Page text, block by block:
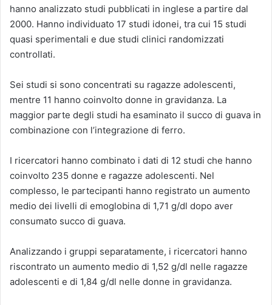
hanno analizzato studi pubblicati in inglese a partire dal
2000. Hanno individuato 17 studi idonei, tra cui 15 studi
quasi sperimentali e due studi clinici randomizzati
controllati.
Sei studi si sono concentrati su ragazze adolescenti,
mentre 11 hanno coinvolto donne in gravidanza. La
maggior parte degli studi ha esaminato il succo di guava in
combinazione con l’integrazione di ferro.
I ricercatori hanno combinato i dati di 12 studi che hanno
coinvolto 235 donne e ragazze adolescenti. Nel
complesso, le partecipanti hanno registrato un aumento
medio dei livelli di emoglobina di 1,71 g/dl dopo aver
consumato succo di guava.
Analizzando i gruppi separatamente, i ricercatori hanno
riscontrato un aumento medio di 1,52 g/dl nelle ragazze
adolescenti e di 1,84 g/dl nelle donne in gravidanza.